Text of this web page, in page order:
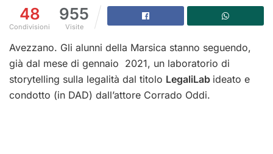
48
Condivisioni
955
Visite
Avezzano. Gli alunni della Marsica stanno seguendo,
già dal mese di gennaio 2021, un laboratorio di
storytelling sulla legalità dal titolo LegaliLab ideato e
condotto (in DAD) dall’attore Corrado Oddi.